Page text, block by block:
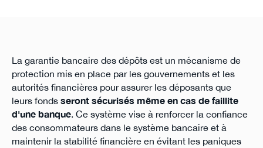
La garantie bancaire des dépôts est un mécanisme de
protection mis en place par les gouvernements et les
autorités financières pour assurer les déposants que
leurs fonds seront sécurisés même en cas de faillite
d'une banque. Ce système vise à renforcer la confiance
des consommateurs dans le système bancaire et à
maintenir la stabilité financière en évitant les paniques